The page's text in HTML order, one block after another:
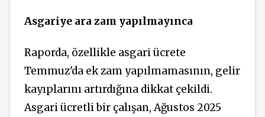
Asgariye ara zam yapılmayınca
Raporda, özellikle asgari ücrete
Temmuz'da ek zam yapılmamasının, gelir
kayıplarını artırdığına dikkat çekildi.
Asgari ücretli bir çalışan, Ağustos 2025